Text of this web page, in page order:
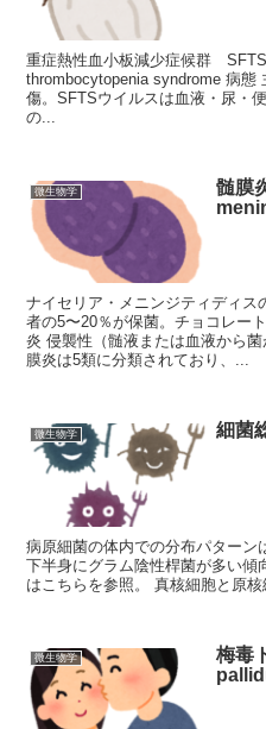
重症熱性血小板減少症候群
thrombocytopenia syndrome 病態
傷。SFTSウイルスは血液・尿・
の...
微生物学
髄膜
ナイセリア・メニンジティディス
者の5〜20％が保菌。チョコレー
炎 侵襲性（髄液または血液から
膜炎は5類に分類されており、...
微生物学 細菌
病原細菌の体内での分布パターン
下半身にグラム陰性桿菌が多い
はこちらを参照。 真核細胞と原
微生物学
梅毒